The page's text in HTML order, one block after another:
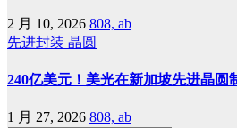
2 月 10, 2026 808, ab
先进封装 晶圆
240亿美元！美光在新加坡先进晶圆
1 月 27, 2026 808, ab